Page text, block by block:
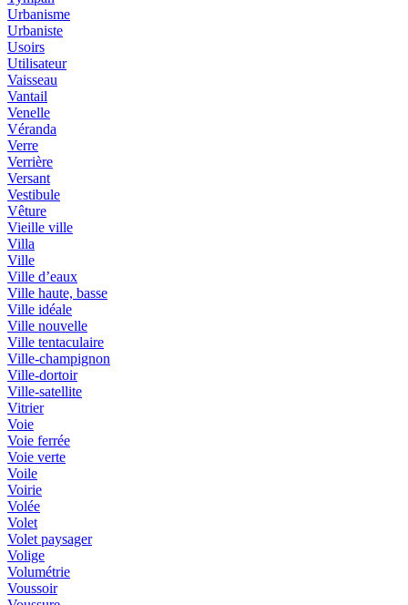
Urbanisme
Urbaniste
Usoirs
Utilisateur
Vaisseau
Vantail
Venelle
Véranda
Verre
Verrière
Versant
Vestibule
Vêture
Vieille ville
Villa
Ville
Ville d’eaux
Ville haute, basse
Ville idéale
Ville nouvelle
Ville tentaculaire
Ville-champignon
Ville-dortoir
Ville-satellite
Vitrier
Voie
Voie ferrée
Voie verte
Voile
Voirie
Volée
Volet
Volet paysager
Volige
Volumétrie
Voussoir